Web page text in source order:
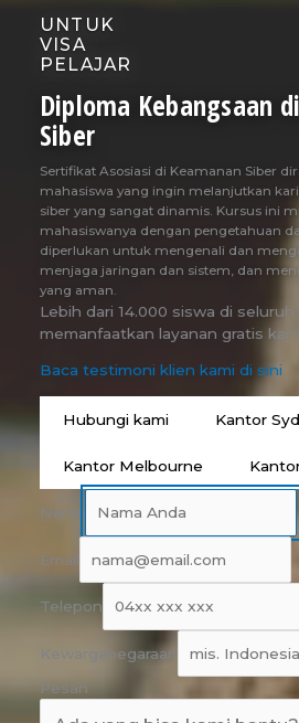
UNTUK
VISA
PELAJAR
Diploma Kebangsaan
Siber
Sertifikat Asosiasi di Keamanan Siber
mahasiswa yang ingin melanjutkan
siber yang sangat dinamis. Kursus ini
mahasiswanya dengan pengetahuan
diperlukan untuk mengenali dan
menjaga jaringan dan sistem, dan
yang aman.
Lebih dari 14.000 siswa di
memanfaatkan layanan gratis
Baca testimoni klien kami di sini
Hubungi kami Kantor
Kantor Melbourne
Nama
Email
Telepon
Kewarganegaraan
Pesan